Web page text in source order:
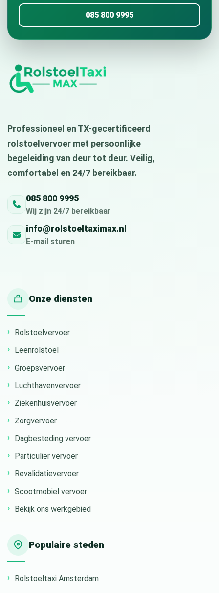
085 800 9995
Professioneel en TX-gecertificeerd
rolstoelvervoer met persoonlijke
begeleiding van deur tot deur. Veilig,
comfortabel en 24/7 bereikbaar.
085 800 9995
Wij zijn 24/7 bereikbaar
info@rolstoeltaximax.nl
E-mail sturen
Onze diensten
Rolstoelvervoer
Leenrolstoel
Groepsvervoer
Luchthavenvervoer
Ziekenhuisvervoer
Zorgvervoer
Dagbesteding vervoer
Particulier vervoer
Revalidatievervoer
Scootmobiel vervoer
Bekijk ons werkgebied
Populaire steden
Rolstoeltaxi Amsterdam